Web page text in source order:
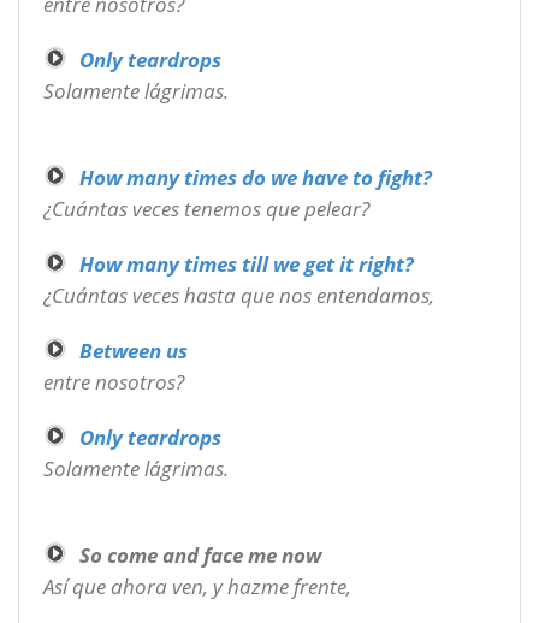
Only teardrops
Solamente lágrimas.
How many times do we have to fight?
¿Cuántas veces tenemos que pelear?
How many times till we get it right?
¿Cuántas veces hasta que nos entendamos,
Between us
entre nosotros?
Only teardrops
Solamente lágrimas.
So come and face me now
Así que ahora ven, y hazme frente,